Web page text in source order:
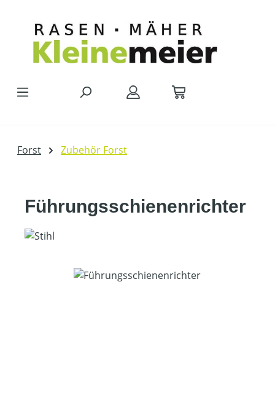
Forst Zubehör Forst
Führungsschienenrichter
Bildergalerie überspringen